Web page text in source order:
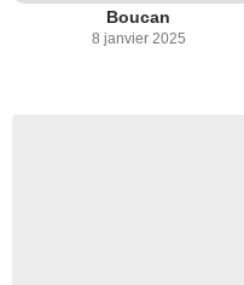
Boucan
8 janvier 2025